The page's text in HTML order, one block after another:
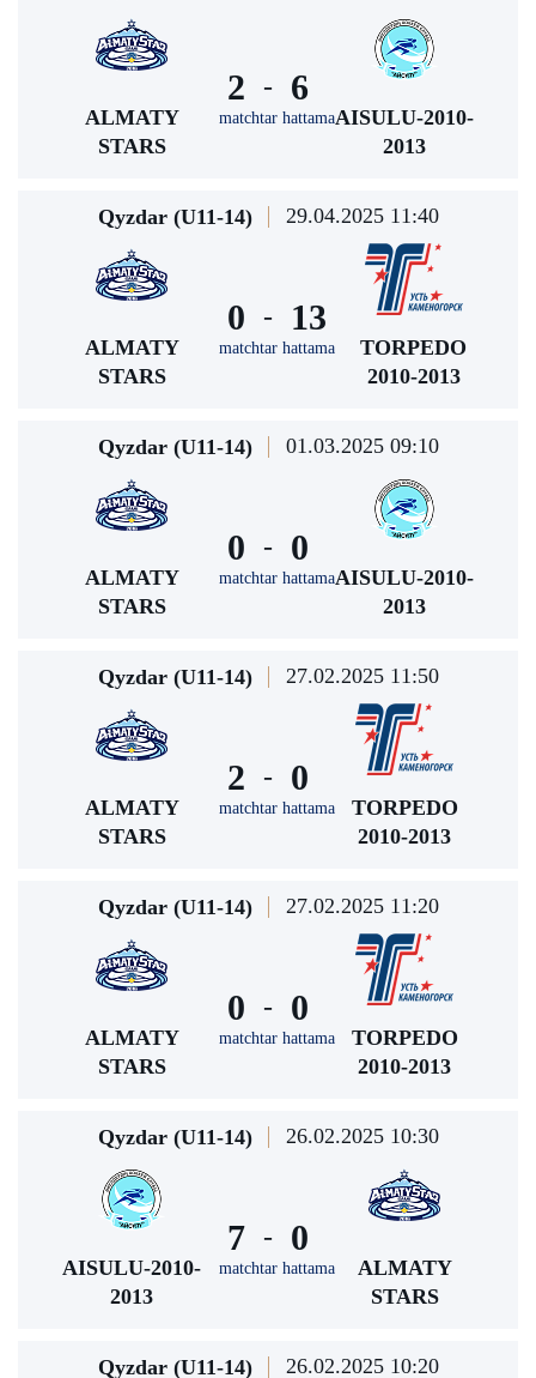
ALMATY
STARS
2 -
matchtar hattama
6
AISULU-2010-
2013
Qyzdar (U11-14) 29.04.2025 11:40
ALMATY
STARS
0 -
matchtar hattama
13
TORPEDO
2010-2013
Qyzdar (U11-14) 01.03.2025 09:10
ALMATY
STARS
0 -
matchtar hattama
0
AISULU-2010-
2013
Qyzdar (U11-14) 27.02.2025 11:50
ALMATY
STARS
2 -
matchtar hattama
0
TORPEDO
2010-2013
Qyzdar (U11-14) 27.02.2025 11:20
ALMATY
STARS
0 -
matchtar hattama
0
TORPEDO
2010-2013
Qyzdar (U11-14) 26.02.2025 10:30
AISULU-2010-
2013
7 -
matchtar hattama
0
ALMATY
STARS
Qyzdar (U11-14) 26.02.2025 10:20